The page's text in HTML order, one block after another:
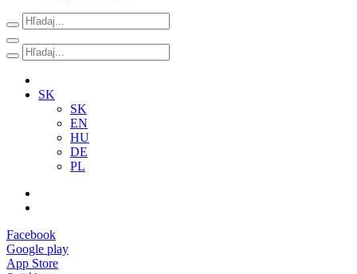
SK
SK
EN
HU
DE
PL
Facebook
Google play
App Store